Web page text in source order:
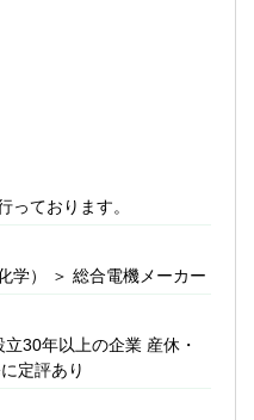
っております。
学） ＞ 総合電機メーカー
30年以上の企業 産休・
定評あり